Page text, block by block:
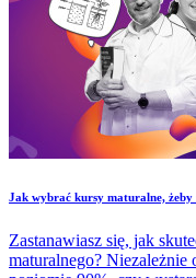
​Jak wybrać kursy maturalne, żeby
Zastanawiasz się, jak
maturalnego?